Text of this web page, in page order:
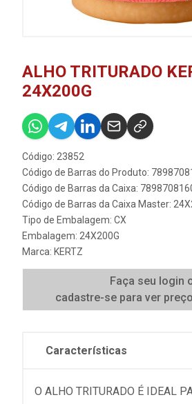
ALHO TRITURADO
24X200G
Código: 23852
Código de Barras do Produto:
Código de Barras da Caixa:
Código de Barras da Caixa Master:
Tipo de Embalagem: CX
Embalagem: 24X200G
Marca: KERTZ
Faça seu login
cadastre-se para ver
Características
O ALHO TRITURADO É IDEAL